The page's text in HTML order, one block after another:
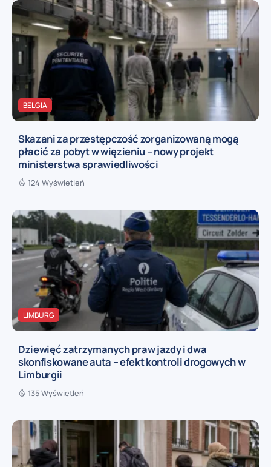
BELGIA
Skazani za przestępczość zorganizowaną mogą
płacić za pobyt w więzieniu – nowy projekt
ministerstwa sprawiedliwości
124 Wyświetleń
LIMBURG
Dziewięć zatrzymanych praw jazdy i dwa
skonfiskowane auta – efekt kontroli drogowych w
Limburgii
135 Wyświetleń